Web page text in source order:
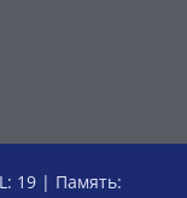
19 | Память: